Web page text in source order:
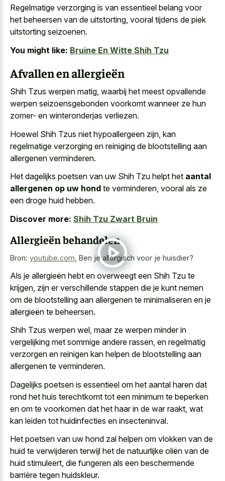
Regelmatige verzorging is van essentieel belang voor
het beheersen van de uitstorting, vooral tijdens de piek
uitstorting seizoenen.
You might like: Bruine En Witte Shih Tzu
Afvallen en allergieën
Shih Tzus werpen matig, waarbij het meest opvallende
werpen seizoensgebonden voorkomt wanneer ze hun
zomer- en winteronderjas verliezen.
Hoewel Shih Tzus niet hypoallergeen zijn, kan
regelmatige verzorging en reiniging de blootstelling aan
allergenen verminderen.
Het dagelijks poetsen van uw Shih Tzu helpt het aantal
allergenen op uw hond te verminderen, vooral als ze
een droge huid hebben.
Discover more: Shih Tzu Zwart Bruin
Allergieën behandelen
Bron: youtube.com Ben je allergisch voor je huisdier?
Als je allergieën hebt en overweegt een Shih Tzu te
krijgen, zijn er verschillende stappen die je kunt nemen
om de blootstelling aan allergenen te minimaliseren en je
allergieën te beheersen.
Shih Tzus werpen wel, maar ze werpen minder in
vergelijking met sommige andere rassen, en regelmatig
verzorgen en reinigen kan helpen de blootstelling aan
allergenen te verminderen.
Dagelijks poetsen is essentieel om het aantal haren dat
rond het huis terechtkomt tot een minimum te beperken
en om te voorkomen dat het haar in de war raakt, wat
kan leiden tot huidinfecties en insecteninval.
Het poetsen van uw hond zal helpen om vlokken van de
huid te verwijderen terwijl het de natuurlijke oliën van de
huid stimuleert, die fungeren als een beschermende
barrière tegen huidskleur.